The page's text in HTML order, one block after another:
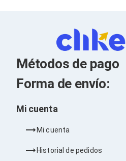
Bases para PC's
Kits de Herramientas
Candados para PC's
Protectores para PC's
Limpiadores para Electrónicos
Lentes para Computadora
PC's de Escritorio
Workstations
All in One
Mini PC's
Barebones
Electrónica de Consumo
Métodos de pago
Forma de envío:
Mi cuenta
Mi cuenta
Historial de pedidos